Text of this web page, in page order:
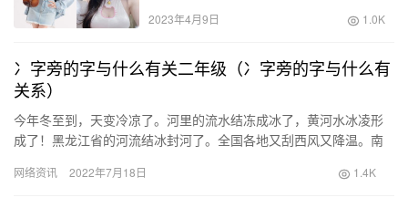
2023年4月9日 1.0K
冫字旁的字与什么有关二年级（冫字旁的字与什么有
关系）
今年冬至到，天变冷凉了。河里的流水结冻成冰了，黄河水冰凌形
成了！黑龙江省的河流结冰封河了。全国各地又刮西风又降温。南
与水的…
网络资讯 2022年7月18日 1.4K